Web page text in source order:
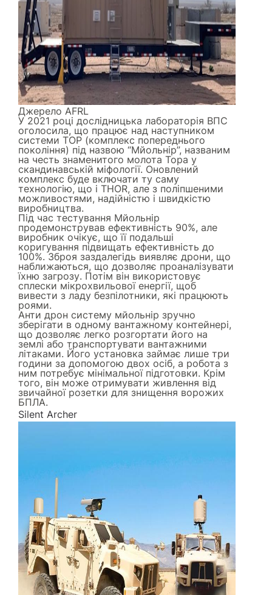
Джерело AFRL
У 2021 році дослідницька лабораторія ВПС
оголосила, що працює над наступником
системи ТОР (комплекс попереднього
покоління) під назвою “Мйольнір”, названим
на честь знаменитого молота Тора у
скандинавській міфології. Оновлений
комплекс буде включати ту саму
технологію, що і THOR, але з поліпшеними
можливостями, надійністю і швидкістю
виробництва.
Під час тестування Мйольнір
продемонстрував ефективність 90%, але
виробник очікує, що її подальші
коригування підвищать ефективність до
100%. Зброя заздалегідь виявляє дрони, що
наближаються, що дозволяє проаналізувати
їхню загрозу. Потім він використовує
сплески мікрохвильової енергії, щоб
вивести з ладу безпілотники, які працюють
роями.
Анти дрон систему мйольнір зручно
зберігати в одному вантажному контейнері,
що дозволяє легко розгортати його на
землі або транспортувати вантажними
літаками. Його установка займає лише три
години за допомогою двох осіб, а робота з
ним потребує мінімальної підготовки. Крім
того, він може отримувати живлення від
звичайної розетки для знищення ворожих
БПЛА.
Silent Archer